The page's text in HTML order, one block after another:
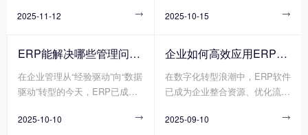
财务、供应链、生产、人力资源
管理的“数字中枢”。然而，不同
行业(如离散制造与流程制造)、
不同规模(如初创企业与跨国集
团)、不同业务模式(如项目制与
育官方网站（中国）股份有限公
2025-11-12 
定性的市场中实现韧性增长，爱
有限公司 作为企业资源整合的
核心工具，正成为重塑竞争力的
关键抓手。通过打通数据孤岛、
优化业务流程、赋能智能决策，
份有限公司 正帮助传统企业实
2025-10-15 
ERP能解决哪些管理问题?
在企业管理从“经验驱动”向“数据
驱动”转型的今天，ERP已成为
营的核心工具。它通过整合资
2025-10-10 
企业如何高效应用ERP软件?
在数字化转型浪潮中，ERP软件
已成为企业整合资源、优化流
而，许多企业投入巨资引入ERP
2025-09-10 